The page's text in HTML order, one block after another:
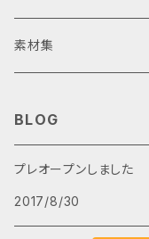
スマホケース
iPhone X
素材集
4K
BLOG
プレオープンしました
2017/8/30